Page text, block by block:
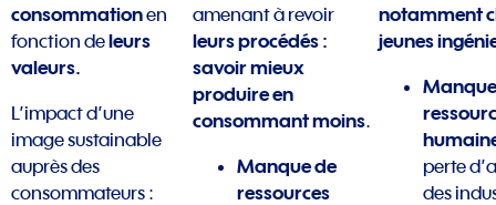
consommationen
fonction deleurs
valeurs.
L’impact d’une
image sustainable
auprès des
consommateurs :
amenant à revoir
leurs procédés :
savoir mieux
produire en
consommant moins.
Manque de
ressources
notamment
jeunes
perte
des